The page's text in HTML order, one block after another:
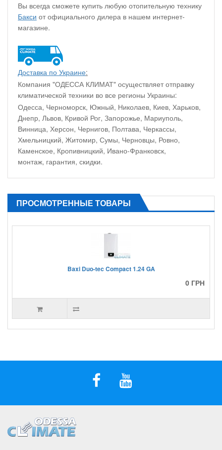
Вы всегда сможете купить любую отопительную технику
Бакси от официального дилера в нашем интернет-
магазине.
Доставка по Украине:
Компания "ОДЕССА КЛИМАТ" осуществляет отправку
климатической техники во все регионы Украины:
Одесса, Черноморск, Южный, Николаев, Киев, Харьков,
Днепр, Львов, Кривой Рог, Запорожье, Мариуполь,
Винница, Херсон, Чернигов, Полтава, Черкассы,
Хмельницкий, Житомир, Сумы, Черновцы, Ровно,
Каменское, Кропивницкий, Ивано-Франковск,
монтаж, гарантия, скидки.
ПРОСМОТРЕННЫЕ ТОВАРЫ
Baxi Duo-tec Compact 1.24 GA
0 ГРН